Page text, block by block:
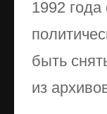
1992
быть
из